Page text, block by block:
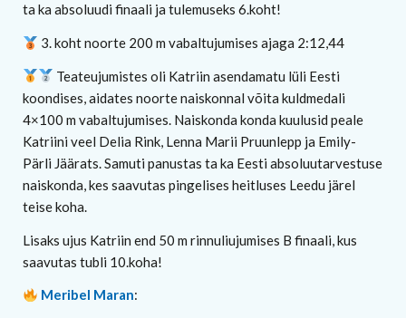
ta ka absoluudi finaali ja tulemuseks 6.koht!
3. koht noorte 200 m vabaltujumises ajaga 2:12,44
Teateujumistes oli Katriin asendamatu lüli Eesti
koondises, aidates noorte naiskonnal võita kuldmedali
4×100 m vabaltujumises. Naiskonda konda kuulusid peale
Katriini veel Delia Rink, Lenna Marii Pruunlepp ja Emily-
Pärli Jäärats. Samuti panustas ta ka Eesti absoluutarvestuse
naiskonda, kes saavutas pingelises heitluses Leedu järel
teise koha.
Lisaks ujus Katriin end 50 m rinnuliujumises B finaali, kus
saavutas tubli 10.koha!
Meribel Maran: